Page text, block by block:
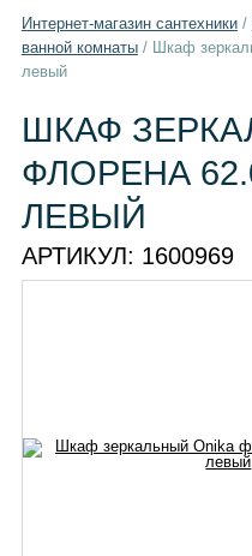
Интернет-магазин сантехники/
ванной комнаты/ Шкаф
левый
ШКАФ
ФЛОРЕНА
ЛЕВЫЙ
АРТИКУЛ: 1600969